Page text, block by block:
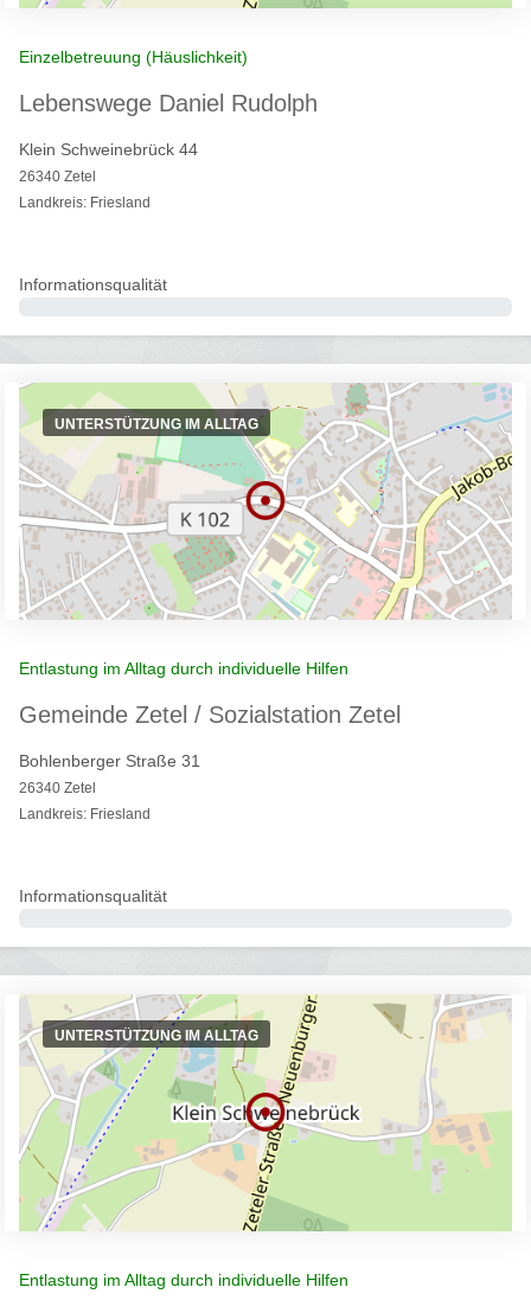
Einzelbetreuung (Häuslichkeit)
Lebenswege Daniel Rudolph
Klein Schweinebrück 44
26340 Zetel
Landkreis: Friesland
Informationsqualität
UNTERSTÜTZUNG IM ALLTAG
Entlastung im Alltag durch individuelle Hilfen
Gemeinde Zetel / Sozialstation Zetel
Bohlenberger Straße 31
26340 Zetel
Landkreis: Friesland
Informationsqualität
UNTERSTÜTZUNG IM ALLTAG
Entlastung im Alltag durch individuelle Hilfen